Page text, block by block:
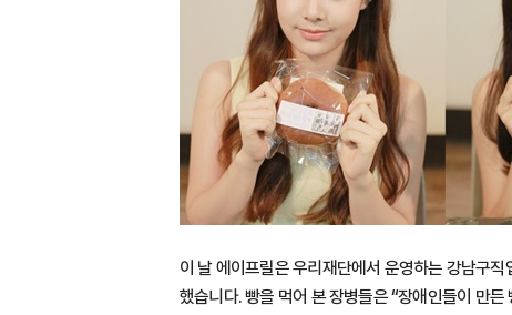
이 날 에이프릴은 우리재단에서 운영하는 강남구
했습니다. 빵을 먹어 본 장병들은 “장애인들이 만